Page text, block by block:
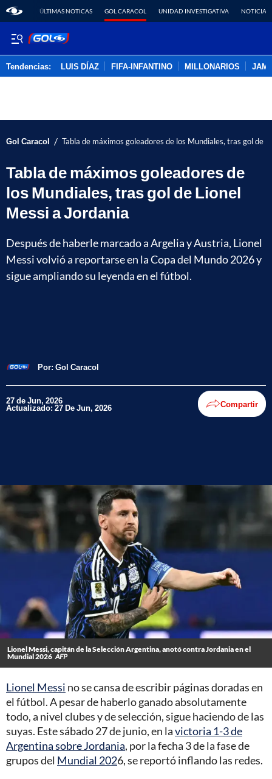
ÚLTIMAS NOTICAS GOL CARACOL UNIDAD INVESTIGATIVA NOTICIAS
Tendencias: LUIS DÍAZ FIFA-INFANTINO MILLONARIOS
Gol Caracol / Tabla de máximos goleadores de los Mundiales, tras gol de
Tabla de máximos goleadores de
los Mundiales, tras gol de Lionel
Messi a Jordania
Después de haberle marcado a Argelia y Austria, Lionel
Messi volvió a reportarse en la Copa del Mundo 2026 y
sigue ampliando su leyenda en el fútbol.
Por: Gol Caracol
27 de Jun, 2026
Actualizado: 27 De Jun, 2026 Compartir
Lionel Messi, capitán de la Selección Argentina, anotó contra Jordania en el
Mundial 2026 AFP
Lionel Messi no se cansa de escribir páginas doradas en
el fútbol. A pesar de haberlo ganado absolutamente
todo, a nivel clubes y de selección, sigue haciendo de las
suyas. Este sábado 27 de junio, en lavictoria 1-3 de
Argentina sobre Jordania, por la fecha 3 de la fase de
grupos del Mundial 2026, se reportó inflando las redes.